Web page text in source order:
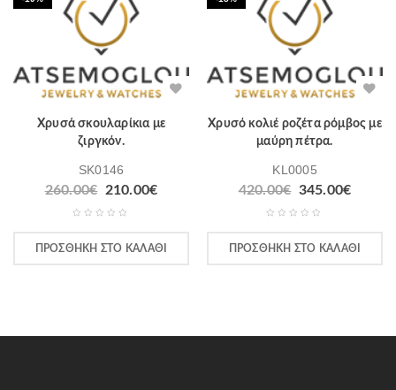
Χρυσά σκουλαρίκια με
ζιργκόν.
SK0146
260.00€
Original
price
260.00€.
210.00€
είναι:
ΠΡΟΣΘΉΚΗ ΣΤΟ ΚΑΛΆΘΙ
Χρυσό κολιέ ροζέτα ρόμβος με
μαύρη πέτρα.
KL0005
420.00€ Original
price
420.00€.
345.00€
είναι:
ΠΡΟΣΘΉΚΗ ΣΤΟ ΚΑΛΆΘΙ